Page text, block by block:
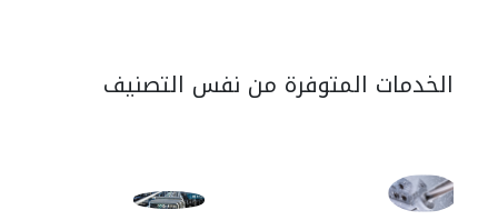
الخدمات المتوفرة من نفس التصنيف